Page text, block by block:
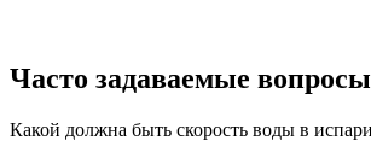
Часто задаваемые вопросы
Какой должна быть скорость воды в